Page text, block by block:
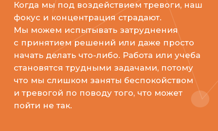
Записаться
Цена: от 4 500 ₽